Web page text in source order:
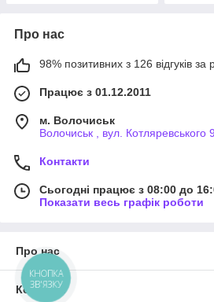
Про нас
98% позитивних з 126 відгуків за
Працює з 01.12.2011
м. Волочиськ
Волочиськ , вул. Котляревського
Контакти
Сьогодні працює з 08:00 до
Показати весь графік роботи
Про нас
Контакти
КНОПКА
ЗВ'ЯЗКУ